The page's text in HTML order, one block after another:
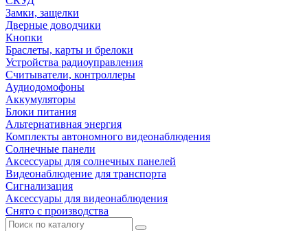
Замки, защелки
Дверные доводчики
Кнопки
Браслеты, карты и брелоки
Устройства радиоуправления
Считыватели, контроллеры
Аудиодомофоны
Аккумуляторы
Блоки питания
Альтернативная энергия
Комплекты автономного видеонаблюдения
Солнечные панели
Аксессуары для солнечных панелей
Видеонаблюдение для транспорта
Сигнализация
Аксессуары для видеонаблюдения
Снято с производства